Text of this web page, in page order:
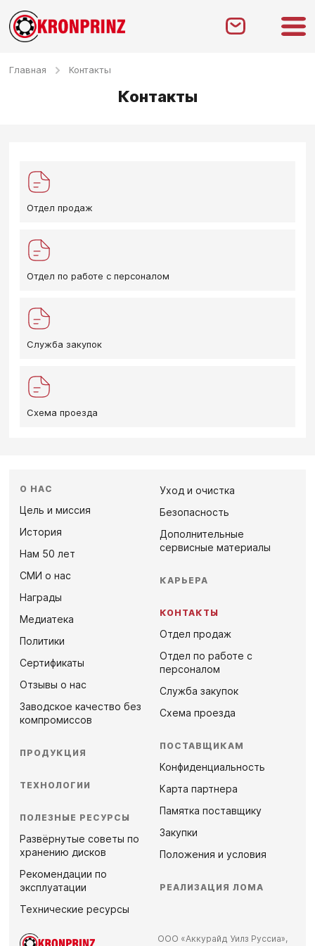
Главная Контакты
Контакты
Отдел продаж
Отдел по работе с персоналом
Служба закупок
Схема проезда
О НАС
Цель и миссия
История
Нам 50 лет
СМИ о нас
Награды
Медиатека
Политики
Сертификаты
Отзывы о нас
Заводское качество без
компромиссов
ПРОДУКЦИЯ
ТЕХНОЛОГИИ
ПОЛЕЗНЫЕ РЕСУРСЫ
Развёрнутые советы по
хранению дисков
Рекомендации по
эксплуатации
Технические ресурсы
Уход и очистка
Безопасность
Дополнительные
сервисные материалы
КАРЬЕРА
КОНТАКТЫ
Отдел продаж
Отдел по работе с
персоналом
Служба закупок
Схема проезда
ПОСТАВЩИКАМ
Конфиденциальность
Карта партнера
Памятка поставщику
Закупки
Положения и условия
РЕАЛИЗАЦИЯ ЛОМА
ООО «Аккурайд Уилз Руссиа»,